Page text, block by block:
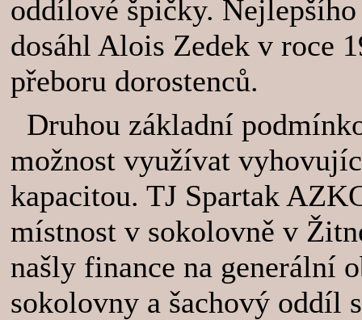
oddílové špičky.
dosáhl Alois Zedek v roce
přeboru dorostenců.
Druhou základní
možnost využívat
kapacitou. TJ Spartak
místnost v sokolovně v
našly finance na generální
sokolovny a šachový oddíl